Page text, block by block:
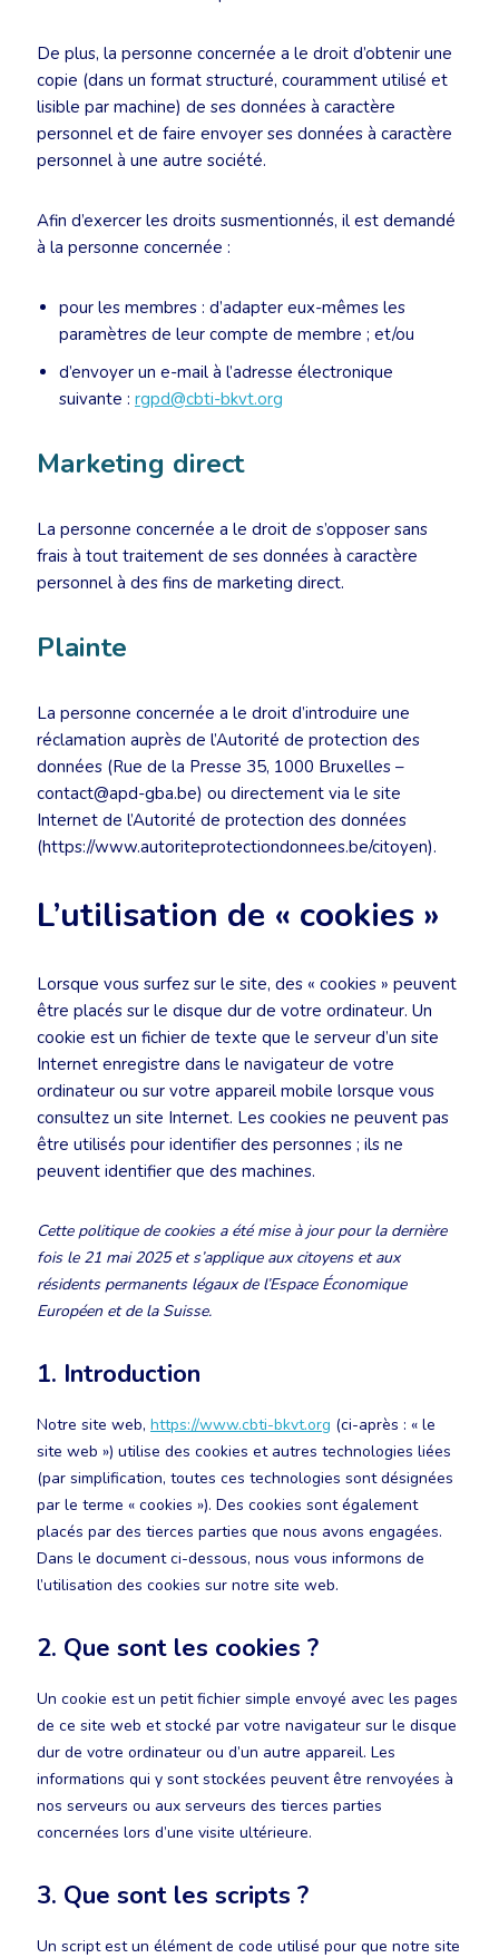
De plus, la personne concernée a le droit d’obtenir une
copie (dans un format structuré, couramment utilisé et
lisible par machine) de ses données à caractère
personnel et de faire envoyer ses données à caractère
personnel à une autre société.
Afin d’exercer les droits susmentionnés, il est demandé
à la personne concernée :
pour les membres : d’adapter eux-mêmes les
paramètres de leur compte de membre ; et/ou
d’envoyer un e-mail à l’adresse électronique
suivante : rgpd@cbti-bkvt.org
Marketing direct
La personne concernée a le droit de s’opposer sans
frais à tout traitement de ses données à caractère
personnel à des fins de marketing direct.
Plainte
La personne concernée a le droit d’introduire une
réclamation auprès de l’Autorité de protection des
données (Rue de la Presse 35, 1000 Bruxelles –
contact@apd-gba.be) ou directement via le site
Internet de l’Autorité de protection des données
(https://www.autoriteprotectiondonnees.be/citoyen).
L’utilisation de « cookies »
Lorsque vous surfez sur le site, des « cookies » peuvent
être placés sur le disque dur de votre ordinateur. Un
cookie est un fichier de texte que le serveur d’un site
Internet enregistre dans le navigateur de votre
ordinateur ou sur votre appareil mobile lorsque vous
consultez un site Internet. Les cookies ne peuvent pas
être utilisés pour identifier des personnes ; ils ne
peuvent identifier que des machines.
Cette politique de cookies a été mise à jour pour la dernière
fois le 21 mai 2025 et s’applique aux citoyens et aux
résidents permanents légaux de l’Espace Économique
Européen et de la Suisse.
1. Introduction
Notre site web, https://www.cbti-bkvt.org (ci-après : « le
site web ») utilise des cookies et autres technologies liées
(par simplification, toutes ces technologies sont désignées
par le terme « cookies »). Des cookies sont également
placés par des tierces parties que nous avons engagées.
Dans le document ci-dessous, nous vous informons de
l’utilisation des cookies sur notre site web.
2. Que sont les cookies ?
Un cookie est un petit fichier simple envoyé avec les pages
de ce site web et stocké par votre navigateur sur le disque
dur de votre ordinateur ou d’un autre appareil. Les
informations qui y sont stockées peuvent être renvoyées à
nos serveurs ou aux serveurs des tierces parties
concernées lors d’une visite ultérieure.
3. Que sont les scripts ?
Un script est un élément de code utilisé pour que notre site